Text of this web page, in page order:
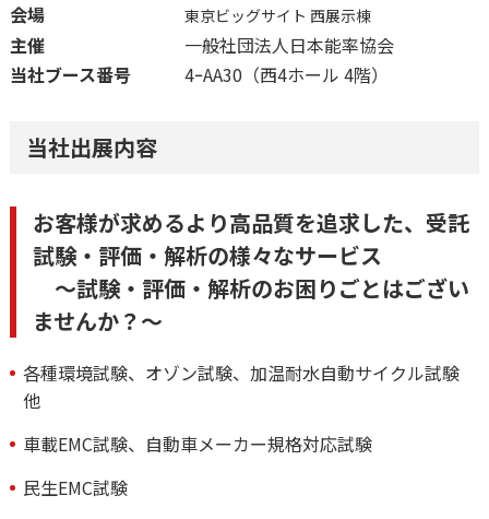
会場
東京ビッグサイト 西展示棟
主催
一般社団法人日本能率協会
当社ブース番号
4ｰAA30（西4ホール 4階）
当社出展内容
お客様が求めるより高品質を追求した、受託
試験・評価・解析の様々なサービス
～試験・評価・解析のお困りごとはござい
ませんか？～
各種環境試験、オゾン試験、加温耐水自動サイクル試験
他
車載EMC試験、自動車メーカー規格対応試験
民生EMC試験